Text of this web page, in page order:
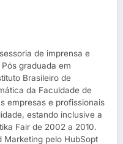
de imprensa e
graduada em
Brasileiro de
da Faculdade de
empresas e profissionais
estando inclusive a
Fair de 2002 a 2010.
pelo HubSopt